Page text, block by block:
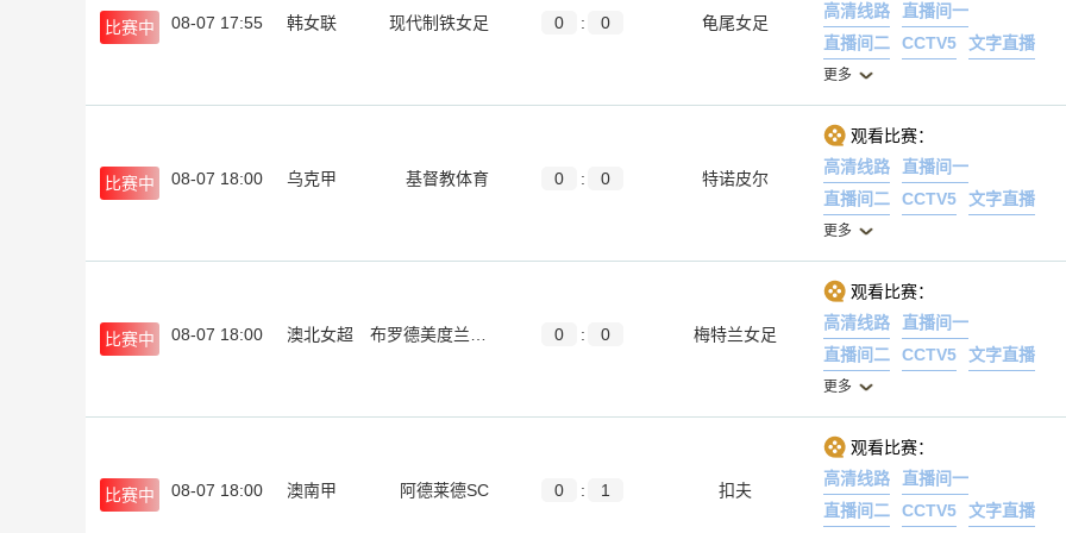
比赛中 08-07 17:55 韩女联 现代制铁女足 0 : 0 龟尾女足
高清线路
直播间一
直播间二
CCTV5 文字直播
更多
比赛中 08-07 18:00 乌克甲 基督教体育 0 : 0 特诺皮尔
观看比赛：
高清线路
直播间一
直播间二
CCTV5 文字直播
更多
比赛中 08-07 18:00 澳北女超 0 : 0 梅特兰女足
观看比赛：
高清线路
直播间一
直播间二
CCTV5 文字直播
更多
比赛中 08-07 18:00 澳南甲 阿德莱德SC 0 : 1 扣夫
观看比赛：
高清线路
直播间一
直播间二
CCTV5 文字直播